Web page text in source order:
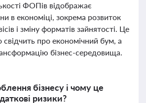
ФОПів відображає
в економіці, зокрема розвиток
і зміну форматів зайнятості. Це
свідчить про економічний бум, а
бізнес-середовища.
бізнесу і чому це
ризики?